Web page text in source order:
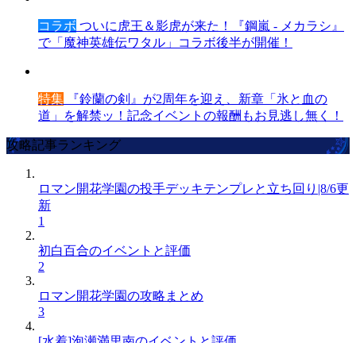
コラボ ついに虎王＆影虎が来た！『鋼嵐 - メカラシ』
で「魔神英雄伝ワタル」コラボ後半が開催！
特集 『鈴蘭の剣』が2周年を迎え、新章「氷と血の
道」を解禁ッ！記念イベントの報酬もお見逃し無く！
攻略記事ランキング
ロマン開花学園の投手デッキテンプレと立ち回り|8/6更
新
1
初白百合のイベントと評価
2
ロマン開花学園の攻略まとめ
3